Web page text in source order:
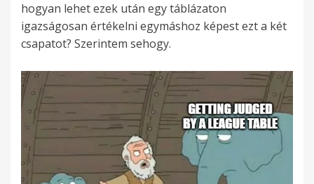
hogyan lehet ezek után egy táblázaton
igazságosan értékelni egymáshoz képest ezt a két
csapatot? Szerintem sehogy.